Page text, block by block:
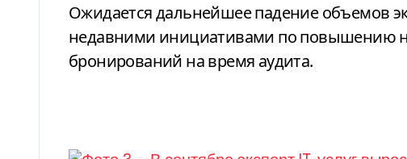
Ожидается дальнейшее падение объемов
недавними инициативами по повышению
бронирований на время аудита.